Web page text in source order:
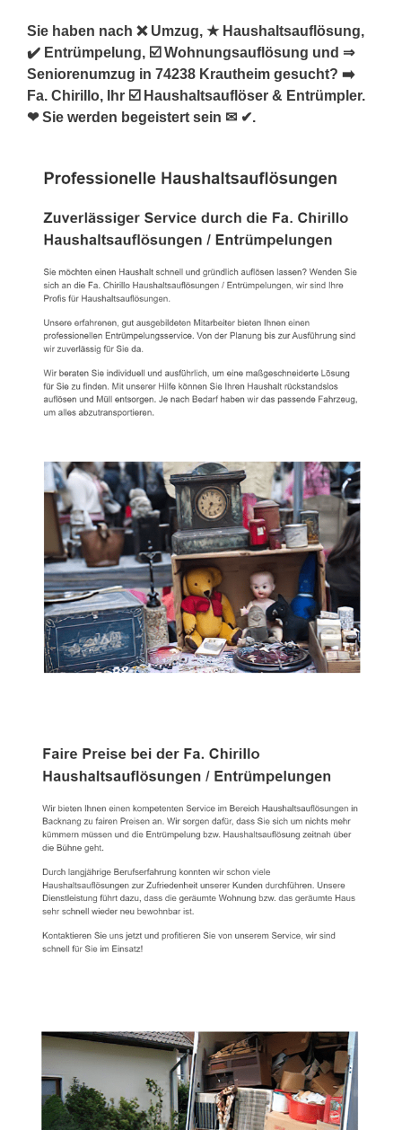
Sie haben nach ❌ Umzug, ★ Haushaltsauflösung,
✔️ Entrümpelung, ☑️ Wohnungsauflösung und ⇒
Seniorenumzug in 74238 Krautheim gesucht? ➡️
Fa. Chirillo, Ihr ☑️ Haushaltsauflöser & Entrümpler.
❤ Sie werden begeistert sein ✉ ✔.